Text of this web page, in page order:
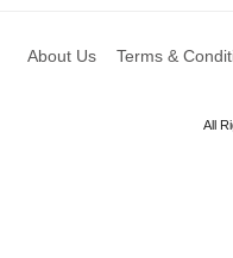
About Us Terms &
All